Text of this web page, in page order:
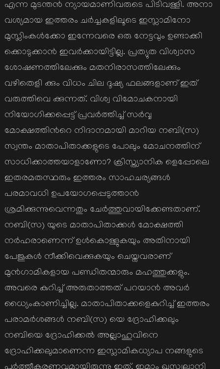
എന്ന മുടന്തന്‍ ന്യായമാണിവരുടെ പിടിവള്ളി. അനാ
വശ്യമായ ഇത്തരം ചര്‍ച്ചകളിലൂടെ ഇസ്ലാമിനോ
മുസ്ലിംകള്‍ക്കോ ഇന്നേവരെ ഒരു നേട്ടവും ഉണ്ടാക്കി
ക്കൊടുക്കാന്‍ ഇവര്‍ക്കായിട്ടില്ല. പ്രത്യുത വിശ്വാസ
ശോഷണത്തിലേക്കും മതനിരാസത്തിലേക്കും
വഴിതെളി ക്കും വിധം ചില ദൂഷ്യ ഫലങ്ങളാണ് ഇത്
വരുത്തിവെ ക്കുന്നത്. വിശ്വ വിമോചകനായി
നിയോഗിക്കപ്പെട്ട് പ്രവര്‍ത്തിച്ച് സര്‍വ്വ
മോക്ഷത്തിന്‍റെ നിദാനമായി മാറിയ നബി(സ)
സ്വന്തം മാതാപിതാക്കളുടെ പോലും മോചനത്തിന്
സാധിക്കാത്തയാളാണോ? ക്രിസ്ത്യാനിക ളെപ്പോലെ
ഇതരമതസ്ഥരും ഇത്തരം സാഹചര്യങ്ങള്‍
പരമാവധി ഉപയോഗപ്പെടുത്താന്‍
ശ്രമിക്കുന്നുവെന്നതും ചേര്‍ത്തുവായിക്കേണ്ടതാണ്.
നബി(സ) യുടെ മാതാപിതാക്കള്‍ മോക്ഷത്തി
നര്‍ഹരാണെന്ന് ഉള്‍കൊള്ളുകയും അതിനായി
പേജുകള്‍ നീക്കിവെക്കുകയും ചെയ്തവരാണ്
മുന്‍ഗാമികളായ പണ്ഡിതന്മാരും മഹത്തുക്കളും.
അവരെ കുറിച്ച് അരുതാത്തത് പറയാന്‍ അവര്‍
ധ്യൈംകാണിച്ചില്ല. മാതാപിതാക്കളെകുറിച്ച് ഇത്തരം
പരാമര്‍ശങ്ങള്‍ നബി(സ) യെ ദ്രോഹിക്കലും
നബിയെ ദ്രോഹിക്കല്‍ അല്ലാഹുവിനെ
ദ്രോഹിക്കലുമാണെന്ന ഇസ്ലാമികധ്യാപ നങ്ങളുടെ